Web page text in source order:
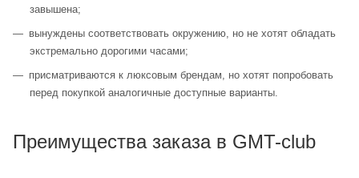
завышена;
вынуждены соответствовать окружению, но не хотят обладать
экстремально дорогими часами;
присматриваются к люксовым брендам, но хотят попробовать
перед покупкой аналогичные доступные варианты.
Преимущества заказа в GMT-club